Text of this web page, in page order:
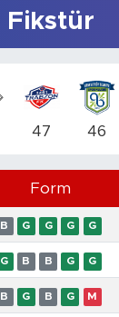
Fikstür
47 46
Form
B G G G G
G B B G G
B G B G M